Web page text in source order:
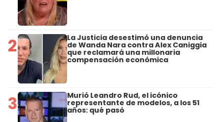
2 La Justicia desestimó una denuncia
de Wanda Nara contra Alex Caniggia
que reclamará una millonaria
compensación económica
3 Murió Leandro Rud, el icónico
representante de modelos, a los 51
años: qué pasó